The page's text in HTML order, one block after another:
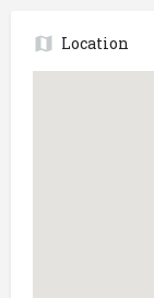
Location